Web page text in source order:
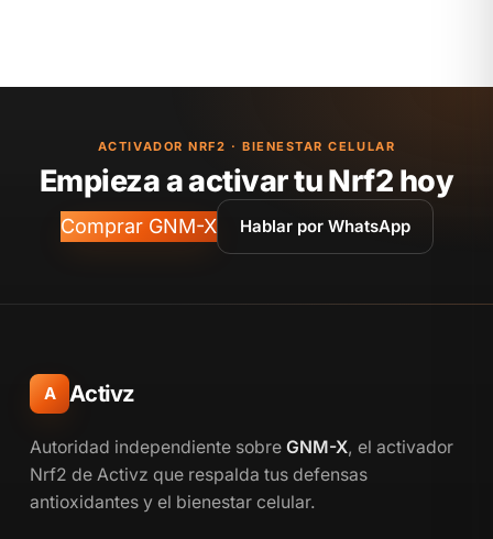
ACTIVADOR NRF2 · BIENESTAR CELULAR
Empieza a activar tu Nrf2 hoy
Comprar GNM-X Hablar por WhatsApp
A Activz
Autoridad independiente sobre GNM-X, el activador
Nrf2 de Activz que respalda tus defensas
antioxidantes y el bienestar celular.